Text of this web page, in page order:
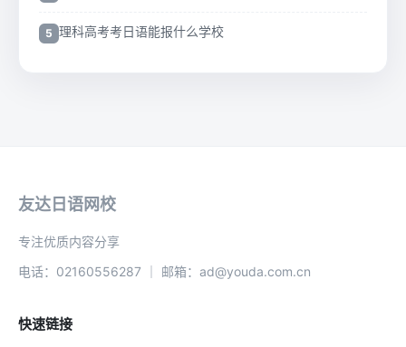
理科高考考日语能报什么学校
友达日语网校
专注优质内容分享
电话：02160556287 ｜ 邮箱：ad@youda.com.cn
快速链接